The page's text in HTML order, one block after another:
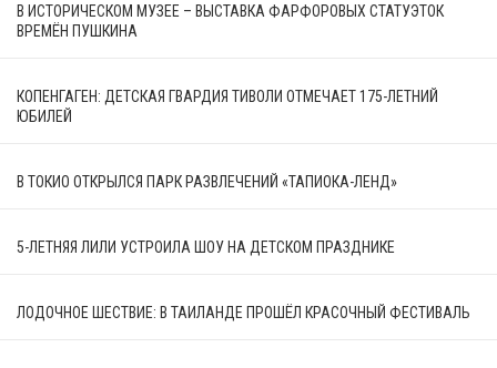
В ИСТОРИЧЕСКОМ МУЗЕЕ – ВЫСТАВКА ФАРФОРОВЫХ СТАТУЭТОК
ВРЕМЁН ПУШКИНА
КОПЕНГАГЕН: ДЕТСКАЯ ГВАРДИЯ ТИВОЛИ ОТМЕЧАЕТ 175-ЛЕТНИЙ
ЮБИЛЕЙ
В ТОКИО ОТКРЫЛСЯ ПАРК РАЗВЛЕЧЕНИЙ «ТАПИОКА-ЛЕНД»
5-ЛЕТНЯЯ ЛИЛИ УСТРОИЛА ШОУ НА ДЕТСКОМ ПРАЗДНИКЕ
ЛОДОЧНОЕ ШЕСТВИЕ: В ТАИЛАНДЕ ПРОШЁЛ КРАСОЧНЫЙ ФЕСТИВАЛЬ